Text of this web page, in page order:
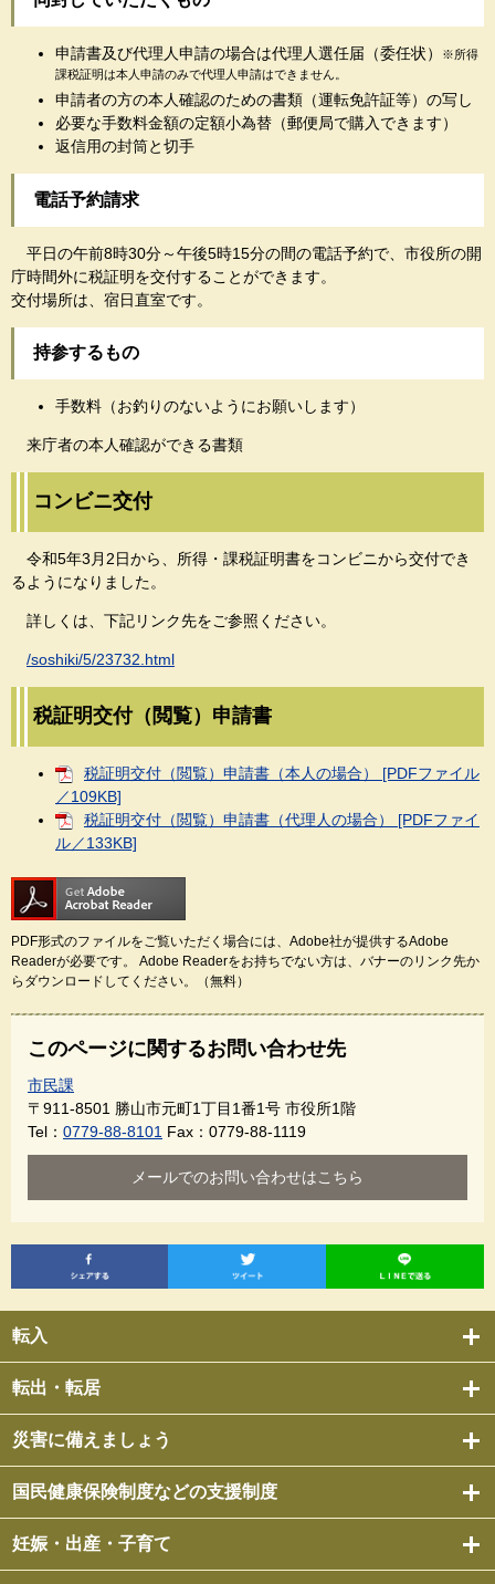
転入
転出・転居
災害に備えましょう
国民健康保険制度などの支援制度
妊娠・出産・子育て
申請書及び代理人申請の場合は代理人選任届（委任状） ※所得
課税証明は本人申請のみで代理人申請はできません。
申請者の方の本人確認のための書類（運転免許証等）の写し
必要な手数料金額の定額小為替（郵便局で購入できます）
返信用の封筒と切手
電話予約請求
平日の午前8時30分～午後5時15分の間の電話予約で、市役所の開
庁時間外に税証明を交付することができます。
交付場所は、宿日直室です。
持参するもの
手数料（お釣りのないようにお願いします）
来庁者の本人確認ができる書類
コンビニ交付
令和5年3月2日から、所得・課税証明書をコンビニから交付でき
るようになりました。
詳しくは、下記リンク先をご参照ください。
/soshiki/5/23732.html
税証明交付（閲覧）申請書
税証明交付（閲覧）申請書（本人の場合） [PDFファイル
／109KB]
税証明交付（閲覧）申請書（代理人の場合） [PDFファイ
ル／133KB]
PDF形式のファイルをご覧いただく場合には、Adobe社が提供するAdobe
Readerが必要です。
Adobe Readerをお持ちでない方は、バナーのリンク先か
らダウンロードしてください。（無料）
このページに関するお問い合わせ先
市民課
〒911-8501 勝山市元町1丁目1番1号 市役所1階
Tel： 0779-88-8101 Fax：0779-88-1119
メールでのお問い合わせはこちら